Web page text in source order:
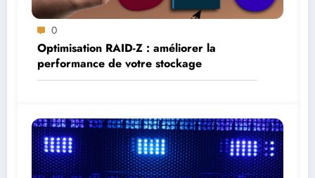
0
Optimisation RAID-Z : améliorer la
performance de votre stockage